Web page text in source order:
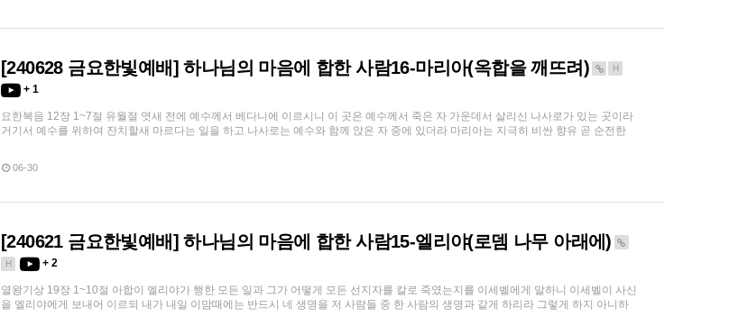
[240628 금요한빛예배] 하나님의 마음에 합한 사람16-마리아(옥합을 깨뜨려) H
+ 1
요한복음 12장 1~7절 유월절 엿새 전에 예수께서 베다니에 이르시니 이 곳은 예수께서 죽은 자 가운데서 살리신 나사로가 있는 곳이라
거기서 예수를 위하여 잔치할새 마르다는 일을 하고 나사로는 예수와 함께 앉은 자 중에 있더라 마리아는 지극히 비싼 향유 곧 순전한
06-30
[240621 금요한빛예배] 하나님의 마음에 합한 사람15-엘리야(로뎀 나무 아래에)
H + 2
열왕기상 19장 1~10절 아합이 엘리야가 행한 모든 일과 그가 어떻게 모든 선지자를 칼로 죽였는지를 이세벨에게 말하니 이세벨이 사신
을 엘리야에게 보내어 이르되 내가 내일 이맘때에는 반드시 네 생명을 저 사람들 중 한 사람의 생명과 같게 하리라 그렇게 하지 아니하